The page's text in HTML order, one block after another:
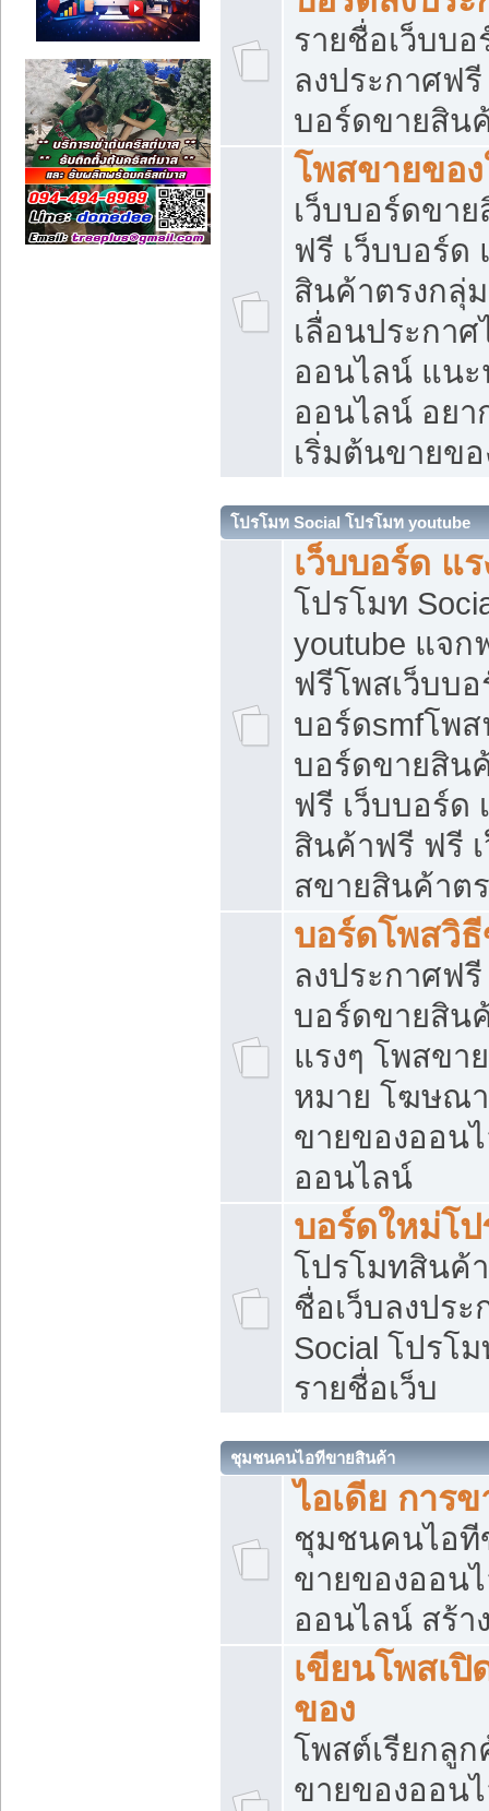
รายชื่อเว็บบ
ลงประกาศฟรี
บอร์ดขายสิน
โพสขายขอ
เว็บบอร์ดขา
ฟรี เว็บบอร์ด
สินค้าตรงกลุ่
เลื่อนประกา
ออนไลน์ แนะ
ออนไลน์ อย
เริ่มต้นขายข
โปรโมท Social โปรโมท youtube
เว็บบอร์ด แร
โปรโมท
youtube แจก
ฟรีโพสเว็บบอ
บอร์ดsmfโพ
บอร์ดขายสิน
ฟรี เว็บบอร์ด
สินค้าฟรี ฟรี
สขายสินค้าต
บอร์ดโพสวิ
ลงประกาศฟรี
บอร์ดขายสิน
แรงๆ โพสขา
หมาย โฆษณ
ขายของออน
ออนไลน์
บอร์ดใหม่โ
โปรโมทสินค้
ชื่อเว็บลงปร
Social โปรโ
รายชื่อเว็บ
ชุมชนคนไอทีขายสินค้า
ไอเดีย การ
ชุมชนคนไอที
ขายของออน
ออนไลน์ สร้า
เขียนโพสเปิ
ของ
โพสต์เรียกลู
ขายของออน